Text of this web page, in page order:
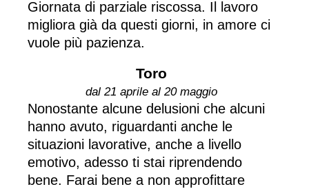
Giornata di parziale riscossa. Il lavoro
migliora già da questi giorni, in amore ci
vuole più pazienza.
Toro
dal 21 aprile al 20 maggio
Nonostante alcune delusioni che alcuni
hanno avuto, riguardanti anche le
situazioni lavorative, anche a livello
emotivo, adesso ti stai riprendendo
bene. Farai bene a non approfittare